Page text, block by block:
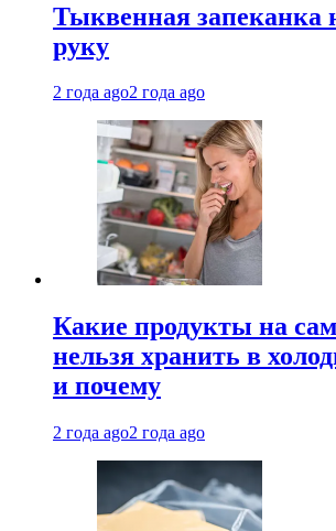
Тыквенная запеканка
руку
2 года ago2 года ago
Какие продукты на
нельзя хранить в
и почему
2 года ago2 года ago